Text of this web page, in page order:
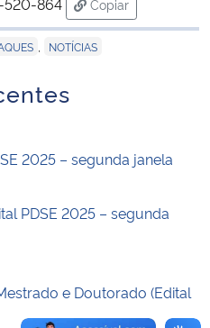
Humanos
Copiar
para área de
NOTÍCIAS
2025 – segunda janela
PDSE 2025 – segunda
e Doutorado (Edital